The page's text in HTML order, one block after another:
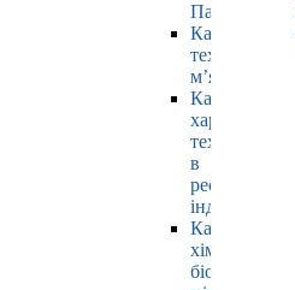
Павлюк
Кафедра
технології
м’яса
Кафедра
харчових
технологій
в
ресторанній
індустрії
Кафедра
хімії,
біохімії,